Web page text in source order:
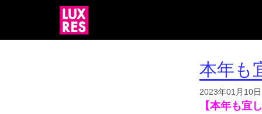
本年も
2023年01月10日
【本年も宜